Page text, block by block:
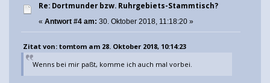
Re: Dortmunder bzw. Ruhrgebiets-Stammtisch?
« Antwort #4 am: 30. Oktober 2018, 11:18:20 »
Zitat von: tomtom am 28. Oktober 2018, 10:14:23
Wenns bei mir paßt, komme ich auch mal vorbei.